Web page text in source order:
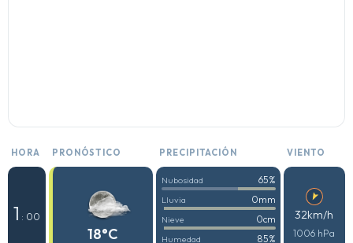
HORA PRONÓSTICO PRECIPITACIÓN VIENTO
1 : 00
18°C
Nubosidad 65%
Lluvia 0mm
Nieve 0cm
Humedad 85%
32km/h
1006 hPa